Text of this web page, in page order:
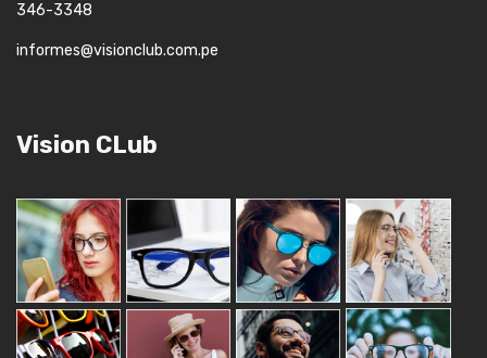
346-3348
informes@visionclub.com.pe
Vision CLub